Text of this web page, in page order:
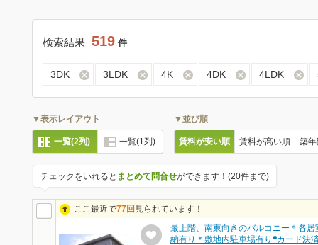
検索結果 519 件
3DK 3LDK 4K 4DK 4LDK
▼表示レイアウト
一覧(2列) 一覧(1列)
▼並び順
賃料が安い順 賃料が高い順 築
チェックをいれると まとめて問合せができます！(20件まで)
ここ最近で77回 見られています！
最上階、南東向きのバルコニー＊各居
納有り＊敷地内駐車場有り❝カード決